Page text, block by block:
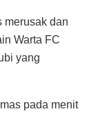
merusak dan
Warta FC
yang
pada menit